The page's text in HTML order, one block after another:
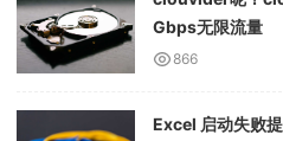
Gbps无限流量
866
Excel 启动失败